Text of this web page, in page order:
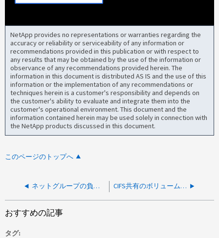
NetApp provides no representations or warranties regarding the
accuracy or reliability or serviceability of any information or
recommendations provided in this publication or with respect to
any results that may be obtained by the use of the information or
observance of any recommendations provided herein. The
information in this document is distributed AS IS and the use of this
information or the implementation of any recommendations or
techniques herein is a customer's responsibility and depends on
the customer's ability to evaluate and integrate them into the
customer's operational environment. This document and the
information contained herein may be used solely in connection with
the NetApp products discussed in this document.
このページのトップへ
ネットグループの負のキャッシュについて理解する方法 CIFS共有のボリュームのジャンクションパスを更新する方法
おすすめの記事
タグ